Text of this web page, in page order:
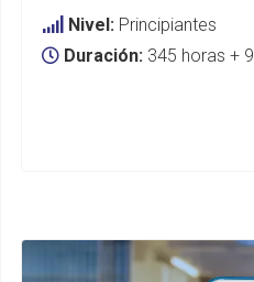
Nivel: Principiantes
Duración: 345 horas +